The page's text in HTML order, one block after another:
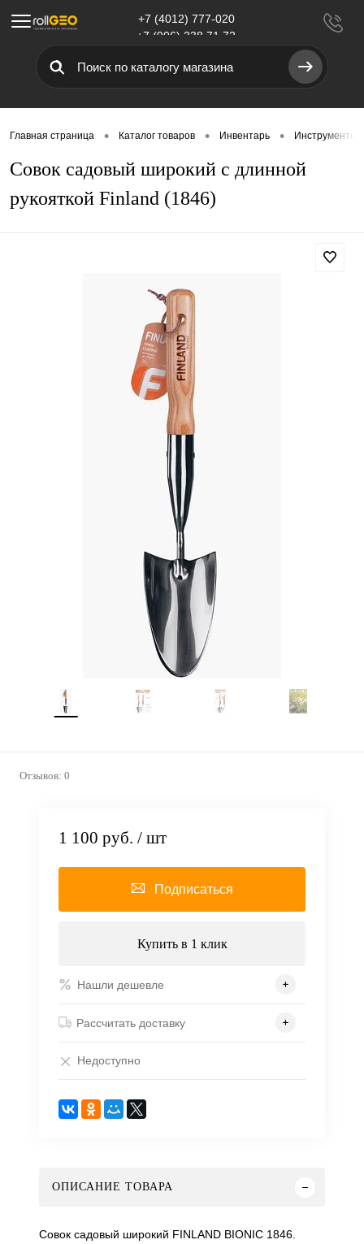
Меню
+7 (4012) 777-020
+7 (906) 238 71 72
Главная страница • Каталог товаров • Инвентарь • Инструменты
Совок садовый широкий с длинной
рукояткой Finland (1846)
Отзывов: 0
1 100 руб. / шт
Подписаться
Купить в 1 клик
Нашли дешевле
Рассчитать доставку
Недоступно
ОПИСАНИЕ ТОВАРА
Совок садовый широкий FINLAND BIONIC 1846.